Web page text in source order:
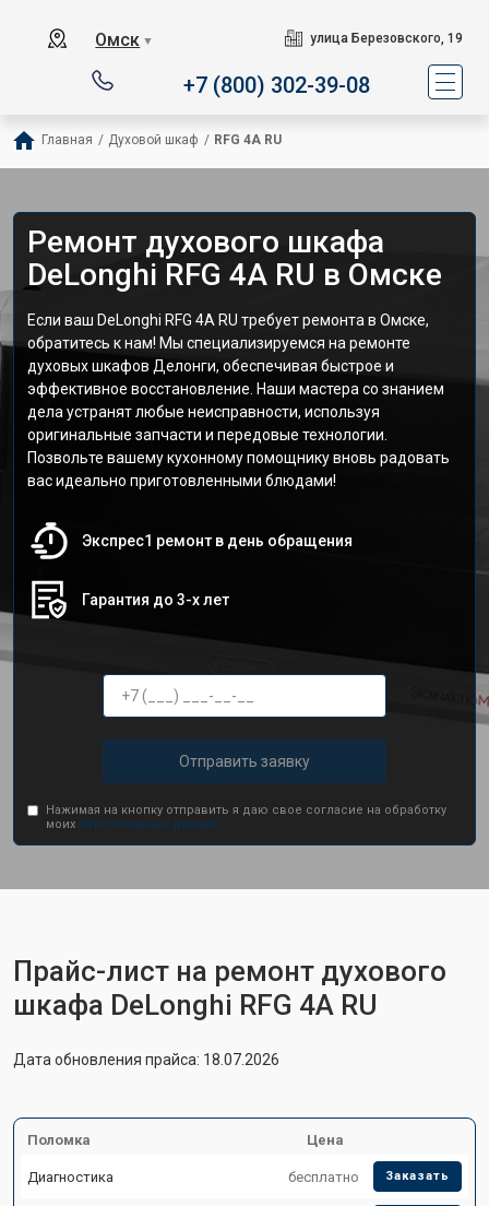
Омск ▼ улица Березовского, 19
+7 (800) 302-39-08
Главная / Духовой шкаф / RFG 4A RU
Ремонт духового шкафа
DeLonghi RFG 4A RU в Омске
Если ваш DeLonghi RFG 4A RU требует ремонта в Омске,
обратитесь к нам! Мы специализируемся на ремонте
духовых шкафов Делонги, обеспечивая быстрое и
эффективное восстановление. Наши мастера со знанием
дела устранят любые неисправности, используя
оригинальные запчасти и передовые технологии.
Позвольте вашему кухонному помощнику вновь радовать
вас идеально приготовленными блюдами!
Экспрес1 ремонт в день обращения
Гарантия до 3-х лет
Отправить заявку
Нажимая на кнопку отправить я даю свое согласие на обработку
моих персональных данных.
Прайс-лист на ремонт духового
шкафа DeLonghi RFG 4A RU
Дата обновления прайса: 18.07.2026
Поломка Цена
Диагностика бесплатно Заказать